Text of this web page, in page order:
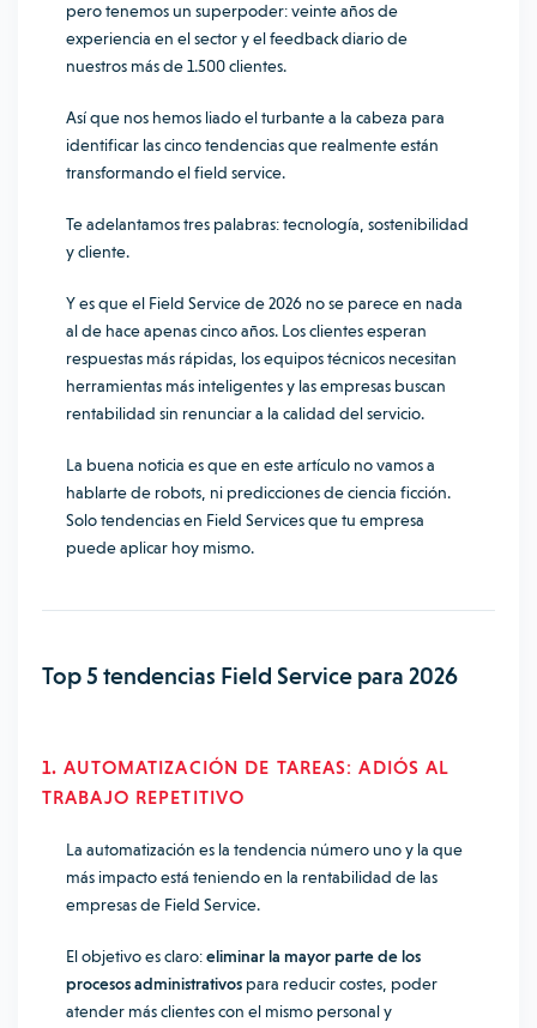
pero tenemos un superpoder: veinte años de
experiencia en el sector y el feedback diario de
nuestros más de 1.500 clientes.
Así que nos hemos liado el turbante a la cabeza para
identificar las cinco tendencias que realmente están
transformando el field service.
Te adelantamos tres palabras: tecnología, sostenibilidad
y cliente.
Y es que el Field Service de 2026 no se parece en nada
al de hace apenas cinco años. Los clientes esperan
respuestas más rápidas, los equipos técnicos necesitan
herramientas más inteligentes y las empresas buscan
rentabilidad sin renunciar a la calidad del servicio.
La buena noticia es que en este artículo no vamos a
hablarte de robots, ni predicciones de ciencia ficción.
Solo tendencias en Field Services que tu empresa
puede aplicar hoy mismo.
Top 5 tendencias Field Service para 2026
1. AUTOMATIZACIÓN DE TAREAS: ADIÓS AL
TRABAJO REPETITIVO
La automatización es la tendencia número uno y la que
más impacto está teniendo en la rentabilidad de las
empresas de Field Service.
El objetivo es claro:eliminar la mayor parte de los
procesos administrativos para reducir costes, poder
atender más clientes con el mismo personal y